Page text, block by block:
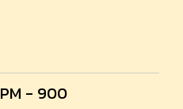
- 900